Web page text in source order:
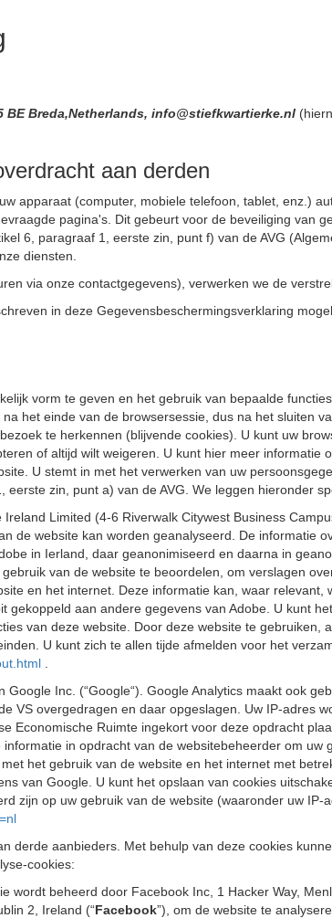
Breda,Netherlands, info@stiefkwartierke.nl
aan derden
apparaat (computer, mobiele telefoon, tablet, enz.)
pagina's. Dit gebeurt voor de beveiliging van
6, paragraaf 1, eerste zin, punt f) van de AVG
diensten.
via onze contactgegevens), verwerken we de
in deze Gegevensbeschermingsverklaring
vorm te geven en het gebruik van bepaalde
het einde van de browsersessie, dus na het sluiten
te herkennen (blijvende cookies). U kunt uw
of altijd wilt weigeren. U kunt hier meer
U stemt in met het verwerken van uw
zin, punt a) van de AVG. We leggen hieronder
Limited (4-6 Riverwalk Citywest Business
de website kan worden geanalyseerd. De informatie
in Ierland, daar geanonimiseerd en daarna in
van de website te beoordelen, om verslagen
en het internet. Deze informatie kan, waar
aan andere gegevens van Adobe. U kunt
van deze website. Door deze website te
U kunt zich te allen tijde afmelden voor het
Inc. (“Google“). Google Analytics maakt ook
VS overgedragen en daar opgeslagen. Uw IP-adres
Economische Ruimte ingekort voor deze opdracht
in opdracht van de websitebeheerder om
het gebruik van de website en het internet met
van Google. U kunt het opslaan van cookies
zijn op uw gebruik van de website (waaronder uw
derde aanbieders. Met behulp van deze cookies
cookies:
wordt beheerd door Facebook Inc, 1 Hacker Way,
2, Ireland (“Facebook”), om de website te